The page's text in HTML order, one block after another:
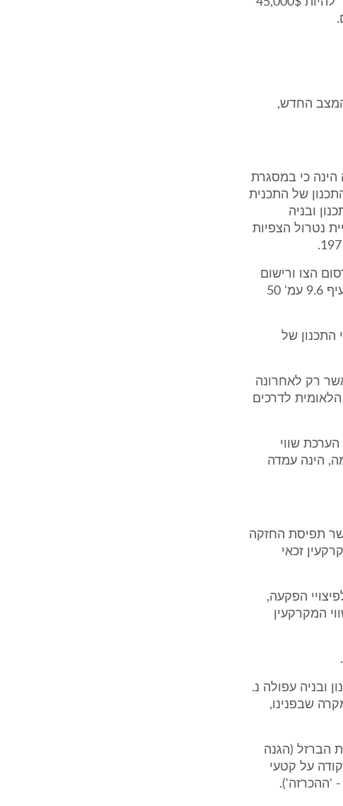
המצב החדש,
הינה כי במסגרת
של התכנית
לתכנון ובניה
נטרול הצפיות
כבר בשנת 1997, כאשר פרסום הצו ורישום
ההערה נעשו כחלק מהליכי התכנון בשנת 2002 (ר' טבלה מדויקת בסעיף 9.6 עמ' 50
התכנון של
רק לאחרונה
מע"צ החברה הלאומית לדרכים
שווי
הינה עמדה
תפיסת החזקה
זכאי
הפקעה,
המקרקעין
המקומית לתכנון ובניה עפולה נ.
שבפנינו,
הדרכים ומסילות הברזל (הגנה
על קטעי